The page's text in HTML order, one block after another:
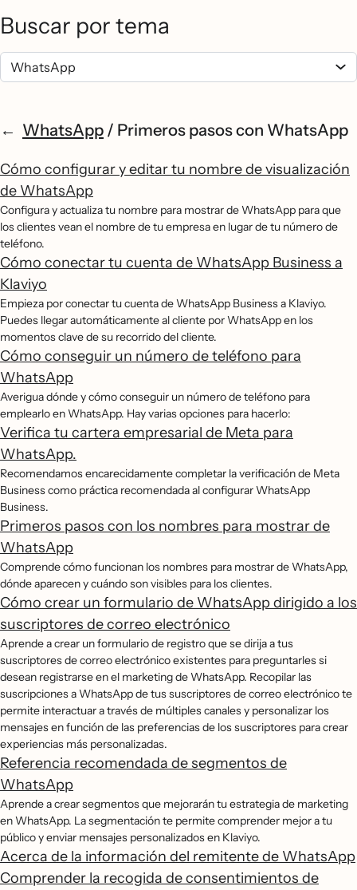
Buscar por tema
WhatsApp / Primeros pasos con WhatsApp
Cómo configurar y editar tu nombre de visualización
de WhatsApp
Configura y actualiza tu nombre para mostrar de WhatsApp para que
los clientes vean el nombre de tu empresa en lugar de tu número de
teléfono.
Cómo conectar tu cuenta de WhatsApp Business a
Klaviyo
Empieza por conectar tu cuenta de WhatsApp Business a Klaviyo.
Puedes llegar automáticamente al cliente por WhatsApp en los
momentos clave de su recorrido del cliente.
Cómo conseguir un número de teléfono para
WhatsApp
Averigua dónde y cómo conseguir un número de teléfono para
emplearlo en WhatsApp. Hay varias opciones para hacerlo:
Verifica tu cartera empresarial de Meta para
WhatsApp.
Recomendamos encarecidamente completar la verificación de Meta
Business como práctica recomendada al configurar WhatsApp
Business.
Primeros pasos con los nombres para mostrar de
WhatsApp
Comprende cómo funcionan los nombres para mostrar de WhatsApp,
dónde aparecen y cuándo son visibles para los clientes.
Cómo crear un formulario de WhatsApp dirigido a los
suscriptores de correo electrónico
Aprende a crear un formulario de registro que se dirija a tus
suscriptores de correo electrónico existentes para preguntarles si
desean registrarse en el marketing de WhatsApp. Recopilar las
suscripciones a WhatsApp de tus suscriptores de correo electrónico te
permite interactuar a través de múltiples canales y personalizar los
mensajes en función de las preferencias de los suscriptores para crear
experiencias más personalizadas.
Referencia recomendada de segmentos de
WhatsApp
Aprende a crear segmentos que mejorarán tu estrategia de marketing
en WhatsApp. La segmentación te permite comprender mejor a tu
público y enviar mensajes personalizados en Klaviyo.
Acerca de la información del remitente de WhatsApp
Comprender la recogida de consentimientos de